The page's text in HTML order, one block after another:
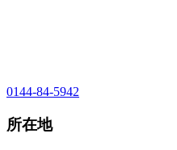
0144-84-5942
所在地